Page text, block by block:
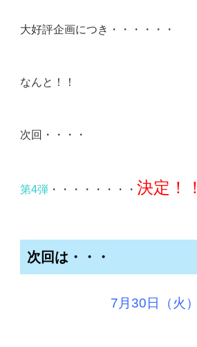
大好評企画につき・・・・・・
なんと！！
次回・・・・
第4弾 ・・・・・・・・ 決定！！
次回は・・・
7月30日（火）